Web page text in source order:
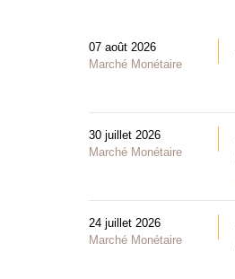
07 août 2026
Marché Monétaire
30 juillet 2026
Marché Monétaire
24 juillet 2026
Marché Monétaire